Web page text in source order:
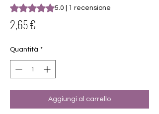
Sulla base di 1 recensione, la
5.0 | 1 recensione
2,65 €
Quantità *
Aggiungi al carrello